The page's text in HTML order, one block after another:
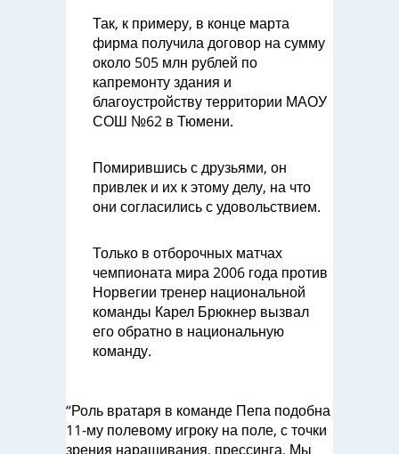
Так, к примеру, в конце марта
фирма получила договор на сумму
около 505 млн рублей по
капремонту здания и
благоустройству территории МАОУ
СОШ №62 в Тюмени.
Помирившись с друзьями, он
привлек и их к этому делу, на что
они согласились с удовольствием.
Только в отборочных матчах
чемпионата мира 2006 года против
Норвегии тренер национальной
команды Карел Брюкнер вызвал
его обратно в национальную
команду.
“Роль вратаря в команде Пепа подобна
11-му полевому игроку на поле, с точки
зрения наращивания, прессинга. Мы